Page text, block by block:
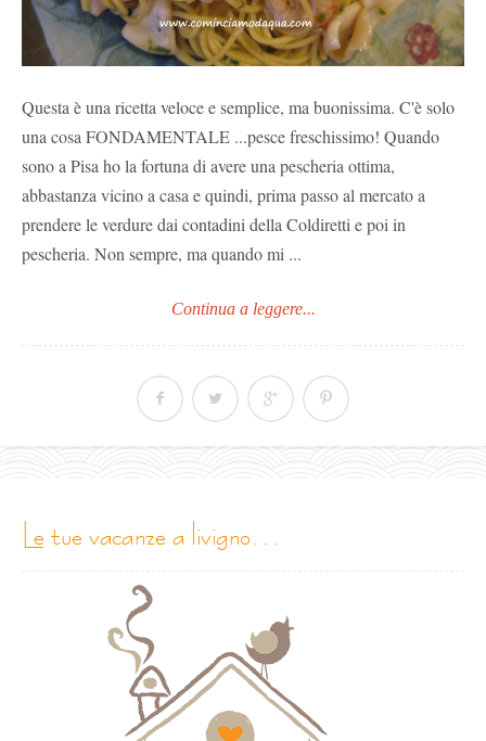
Questa è una ricetta veloce e semplice, ma buonissima. C'è solo
una cosa FONDAMENTALE ...pesce freschissimo! Quando
sono a Pisa ho la fortuna di avere una pescheria ottima,
abbastanza vicino a casa e quindi, prima passo al mercato a
prendere le verdure dai contadini della Coldiretti e poi in
pescheria. Non sempre, ma quando mi ...
Continua a leggere...
le tue vacanze a livigno…